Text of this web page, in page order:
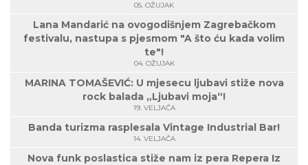
05. OŽUJAK
Lana Mandarić na ovogodišnjem Zagrebačkom
festivalu, nastupa s pjesmom "A što ću kada volim
te"!
04. OŽUJAK
MARINA TOMAŠEVIĆ: U mjesecu ljubavi stiže nova
rock balada „Ljubavi moja“!
19. VELJAČA
Banda turizma rasplesala Vintage Industrial Bar!
14. VELJAČA
Nova funk poslastica stiže nam iz pera Repera Iz